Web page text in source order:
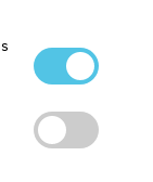
Z-boxu,
mi to mohl